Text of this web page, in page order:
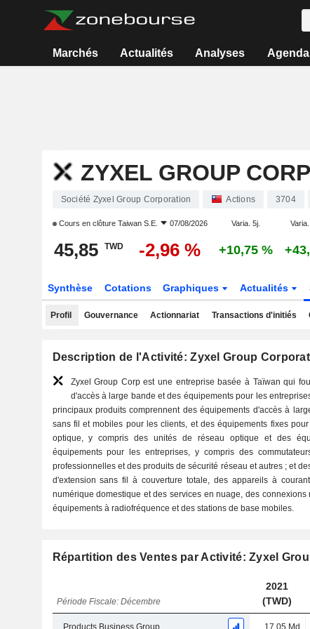
Marchés Actualités Analyses Agenda
ZYXEL GROUP
Société Zyxel Group Corporation Actions 3704
Cours en clôture Taiwan S.E. 07/08/2026 Varia. 5j.
45,85 TWD -2,96 % +10,75 %
Synthèse Cotations Graphiques Actualités
Profil Gouvernance Actionnariat Transactions d'initiés
Description de l'Activité: Zyxel Group
Zyxel Group Corp est une entreprise basée à Taïwan qui
d'accès à large bande et des équipements pour les
principaux produits comprennent des équipements d'accès à
sans fil et mobiles pour les clients, et des équipements fixes
optique, y compris des unités de réseau optique et des
équipements pour les entreprises, y compris des
professionnelles et des produits de sécurité réseau et autres ; et
d'extension sans fil à couverture totale, des appareils à
numérique domestique et des services en nuage, des
équipements à radiofréquence et des stations de base mobiles.
Répartition des Ventes par Activité: Zyxel
Période Fiscale: Décembre
2021
(TWD)
Products Business Group 17,05 Md